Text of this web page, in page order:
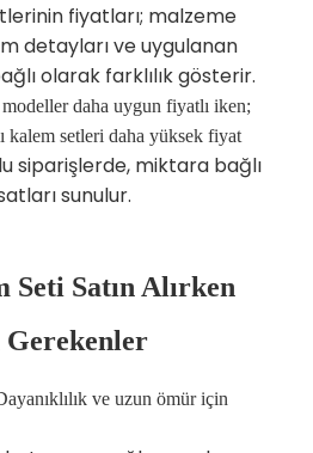
fiyatları; malzeme
detayları ve uygulanan
olarak farklılık gösterir.
daha uygun fiyatlı iken;
kalem setleri daha yüksek fiyat
siparişlerde, miktara bağlı
sunulur.
Satın Alırken
ve uzun ömür için